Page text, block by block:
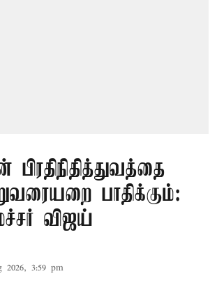
பிரதிநிதித்துவத்தை
பாதிக்கும்:
விஜய்
2026, 3:59 pm